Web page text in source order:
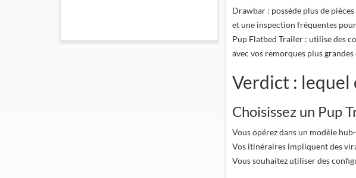
Drawbar : possède plus de
et une inspection fréquentes
Pup Flatbed Trailer : utilise des
avec vos remorques plus grandes
Verdict : lequel
Choisissez un Pup
Vous opérez dans un modèle
Vos itinéraires impliquent des
Vous souhaitez utiliser des